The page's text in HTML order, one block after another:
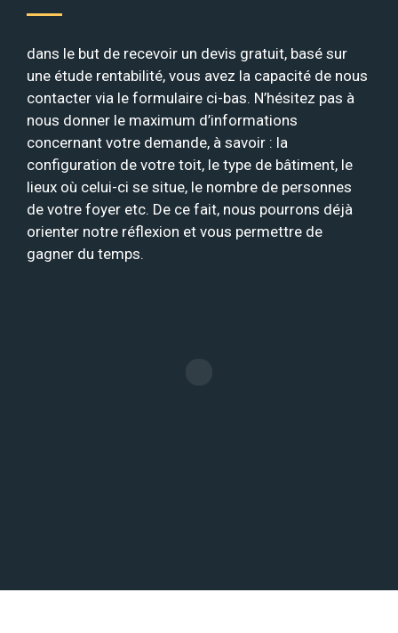
dans le but de recevoir un devis gratuit, basé sur
une étude rentabilité, vous avez la capacité de nous
contacter via le formulaire ci-bas. N’hésitez pas à
nous donner le maximum d’informations
concernant votre demande, à savoir : la
configuration de votre toit, le type de bâtiment, le
lieux où celui-ci se situe, le nombre de personnes
de votre foyer etc. De ce fait, nous pourrons déjà
orienter notre réflexion et vous permettre de
gagner du temps.